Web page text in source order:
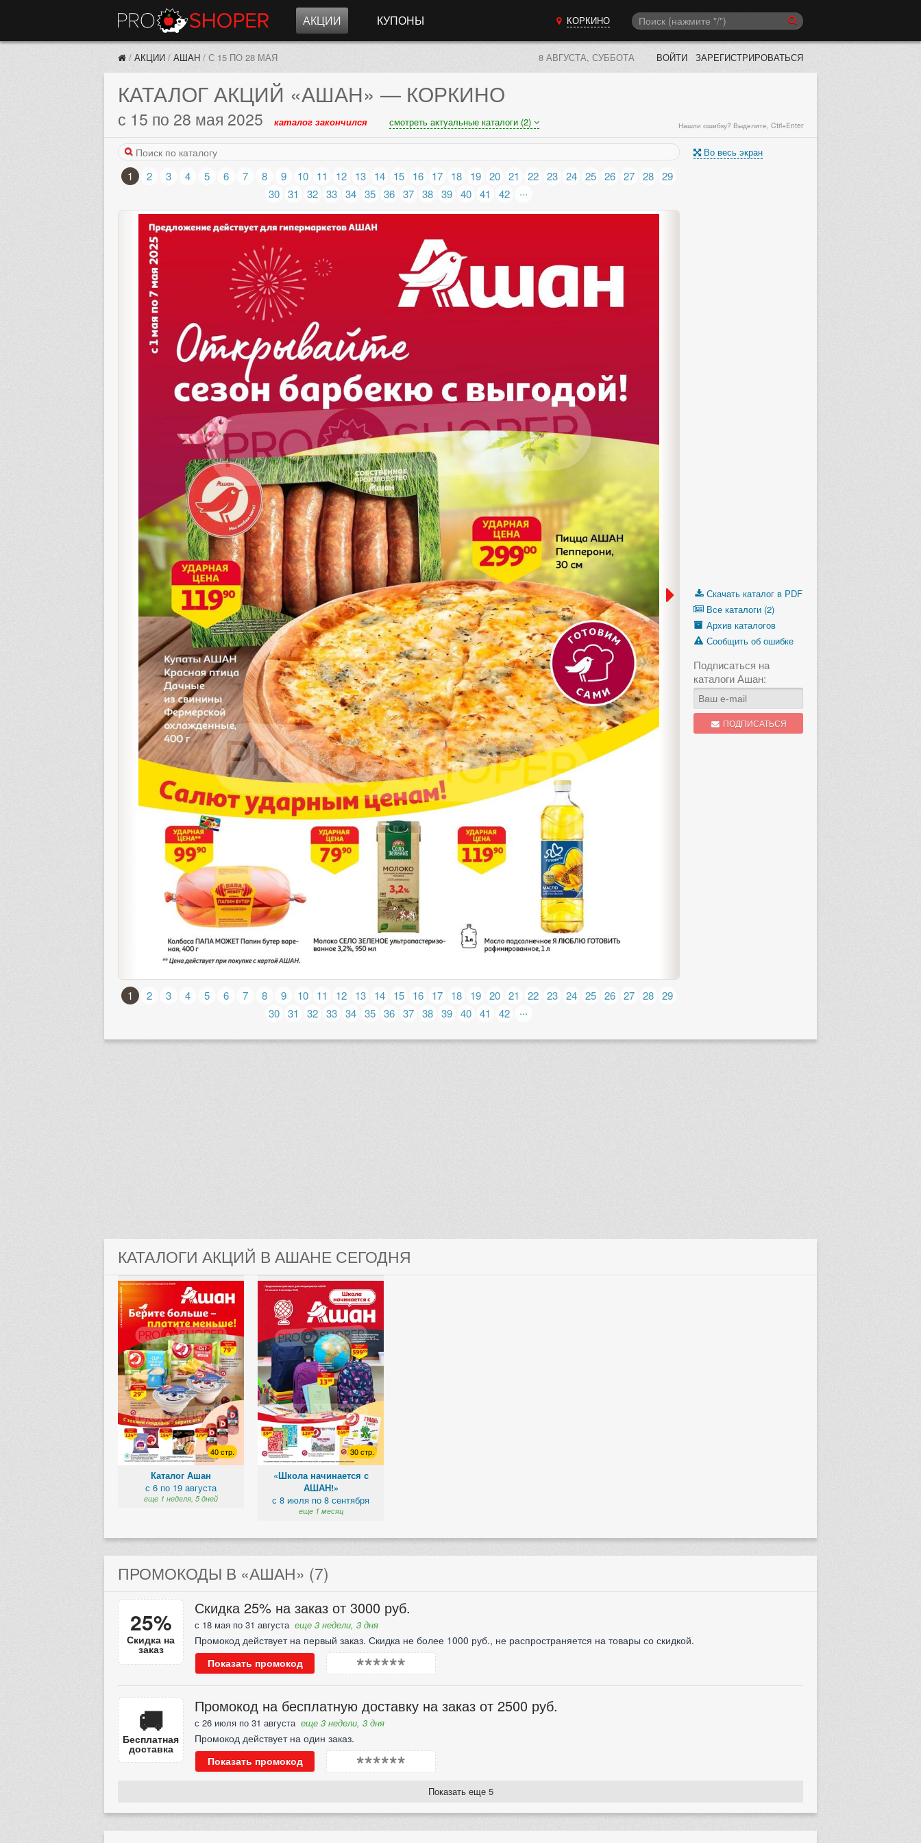
АКЦИИ КУПОНЫ КОРКИНО
/ АКЦИИ / АШАН / С 15 ПО 28 МАЯ 8 АВГУСТА, СУББОТА ВОЙТИ ЗАРЕГИСТРИРОВАТЬСЯ
КАТАЛОГ АКЦИЙ «АШАН» — КОРКИНО
с 15 по 28 мая 2025 каталог закончился смотреть актуальные каталоги (2) Нашли ошибку? Выделите, Ctrl+Enter
Во весь экран
1 2 3 4 5 6 7 8 9 10 11 12 13 14 15 16 17 18 19 20 21 22 23 24 25 26 27 28 29
30 31 32 33 34 35 36 37 38 39 40 41 42 ...
1 2 3 4 5 6 7 8 9 10 11 12 13 14 15 16 17 18 19 20 21 22 23 24 25 26 27 28 29
30 31 32 33 34 35 36 37 38 39 40 41 42 ...
Скачать каталог в PDF
Все каталоги (2)
Архив каталогов
Сообщить об ошибке
Подписаться на
каталоги Ашан:
ПОДПИСАТЬСЯ
КАТАЛОГИ АКЦИЙ В АШАНЕ СЕГОДНЯ
40 стр.
Каталог Ашан
с 6 по 19 августа
еще 1 неделя, 5 дней
30 стр.
«Школа начинается с
АШАН!»
с 8 июля по 8 сентября
еще 1 месяц
ПРОМОКОДЫ В «АШАН» (7)
25%
Скидка на
заказ
Скидка 25% на заказ от 3000 руб.
с 18 мая по 31 августа еще 3 недели, 3 дня
Промокод действует на первый заказ. Скидка не более 1000 руб., не распространяется на товары со скидкой.
Показать промокод ******
🚚
Бесплатная
доставка
Промокод на бесплатную доставку на заказ от 2500 руб.
с 26 июля по 31 августа еще 3 недели, 3 дня
Промокод действует на один заказ.
Показать промокод ******
Показать еще 5